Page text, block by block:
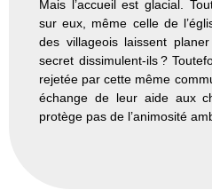
Mais l’accueil est glacial.
sur eux, même celle de
des villageois laissent
secret dissimulent-ils ?
rejetée par cette même
échange de leur aide aux
protège pas de l’animosité